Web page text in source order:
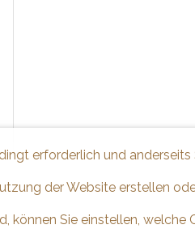
erforderlich und
der Website erstellen
können Sie einstellen, welche